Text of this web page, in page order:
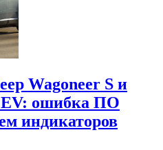
Wagoneer S и
EV: ошибка ПО
индикаторов